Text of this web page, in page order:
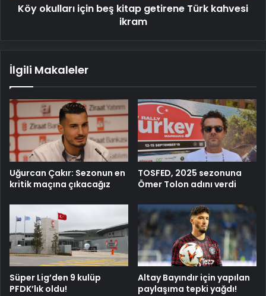
Köy okulları için beş kitap getirene Türk kahvesi
ikram
İlgili Makaleler
Uğurcan Çakır: Sezonun en
kritik maçına çıkacağız
TOSFED, 2025 sezonuna
Ömer Tolon adını verdi
Süper Lig’den 9 kulüp
PFDK’lık oldu!
Altay Bayındır için yapılan
paylaşıma tepki yağdı!